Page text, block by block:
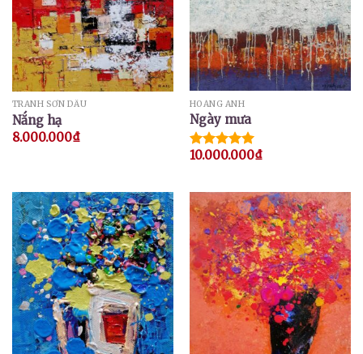
TRANH SƠN DẦU
Nắng hạ
8.000.000₫
HOÀNG ANH
Ngày mưa
Được xếp
10.000.000₫